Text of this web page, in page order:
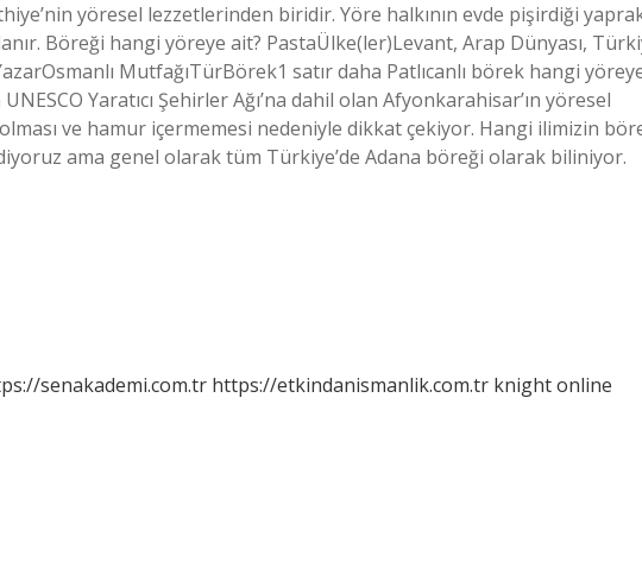
yöresel lezzetlerinden biridir. Yöre halkının evde pişirdiği
Böreği hangi yöreye ait? PastaÜlke(ler)Levant, Arap Dünyası,
MutfağıTürBörek1 satır daha Patlıcanlı börek hangi
Yaratıcı Şehirler Ağı’na dahil olan Afyonkarahisar’ın yöresel
ve hamur içermemesi nedeniyle dikkat çekiyor. Hangi ilimizin
ama genel olarak tüm Türkiye’de Adana böreği olarak biliniyor.
senakademi.com.tr https://etkindanismanlik.com.tr knight online